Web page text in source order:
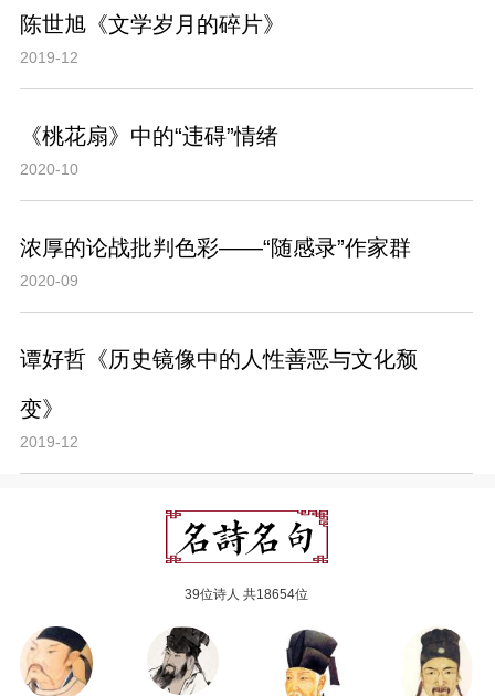
陈世旭《文学岁月的碎片》
2019-12
《桃花扇》中的“违碍”情绪
2020-10
浓厚的论战批判色彩——“随感录”作家群
2020-09
谭好哲《历史镜像中的人性善恶与文化颓
变》
2019-12
39位诗人 共18654位